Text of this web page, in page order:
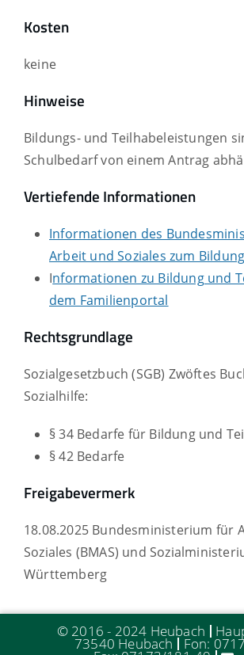
Kosten
keine
Hinweise
Bildungs- und Teilhabeleistungen
Schulbedarf von einem Antrag
Vertiefende Informationen
Informationen des
Arbeit und Soziales zum
Informationen zu Bildung und
dem Familienportal
Rechtsgrundlage
Sozialgesetzbuch (SGB) Zwöftes
Sozialhilfe:
§ 34 Bedarfe für Bildung und
§ 42 Bedarfe
Freigabevermerk
18.08.2025 Bundesministerium für
Soziales (BMAS) und
Württemberg
© 2016 - 2024 Heubach
73540 Heubach Fon: